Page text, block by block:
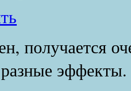
получается
эффекты.